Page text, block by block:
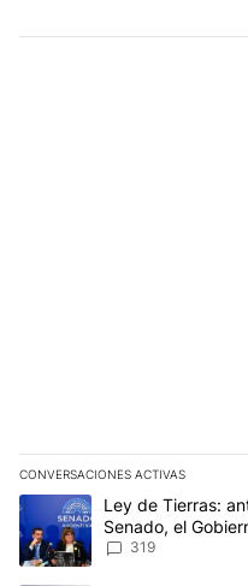
CONVERSACIONES ACTIVAS
Este listado muestra los
Un artículo de tendencia
Ley de Tierras:
Senado, el
del proyecto
319